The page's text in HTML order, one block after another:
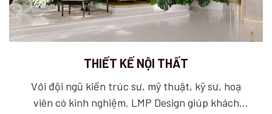
THIẾT KẾ NỘI THẤT
Với đội ngũ kiến trúc sư, mỹ thuật, kỹ sư, hoạ
viên có kinh nghiệm. LMP Design giúp khách